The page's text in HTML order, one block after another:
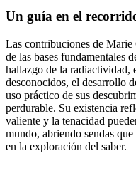
Un guía en el
Las contribuciones de
de las bases fundamentales
hallazgo de la radiactividad,
desconocidos, el desarrollo
uso práctico de sus
perdurable. Su existencia
valiente y la tenacidad
mundo, abriendo sendas
en la exploración del saber.